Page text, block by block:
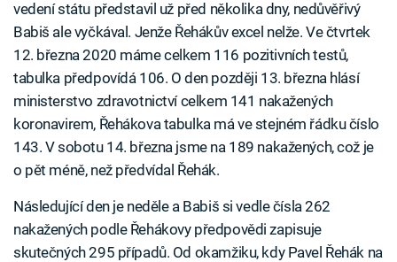
vedení státu představil už před několika dny, nedůvěřivý
Babiš ale vyčkával. Jenže Řehákův excel nelže. Ve čtvrtek
12. března 2020 máme celkem 116 pozitivních testů,
tabulka předpovídá 106. O den později 13. března hlásí
ministerstvo zdravotnictví celkem 141 nakažených
koronavirem, Řehákova tabulka má ve stejném řádku číslo
143. V sobotu 14. března jsme na 189 nakažených, což je
o pět méně, než předvídal Řehák.
Následující den je neděle a Babiš si vedle čísla 262
nakažených podle Řehákovy předpovědi zapisuje
skutečných 295 případů. Od okamžiku, kdy Pavel Řehák na